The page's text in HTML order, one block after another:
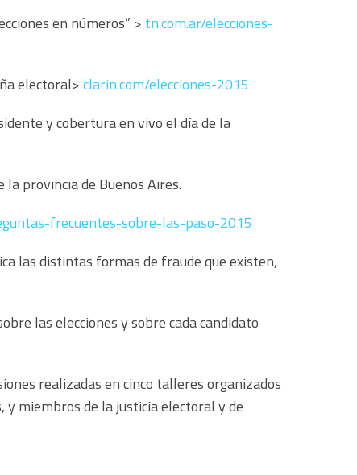
en números” > tn.com.ar/elecciones-
electoral>clarin.com/elecciones-2015
y cobertura en vivo el día de la
provincia de Buenos Aires.
frecuentes-sobre-las-paso-2015
las distintas formas de fraude que existen,
las elecciones y sobre cada candidato
realizadas en cinco talleres organizados
miembros de la justicia electoral y de